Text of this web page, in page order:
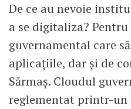
De ce au nevoie
a se digitaliza?
guvernamental care
aplicațiile, dar și de
Sărmaș. Cloudul
reglementat printr-